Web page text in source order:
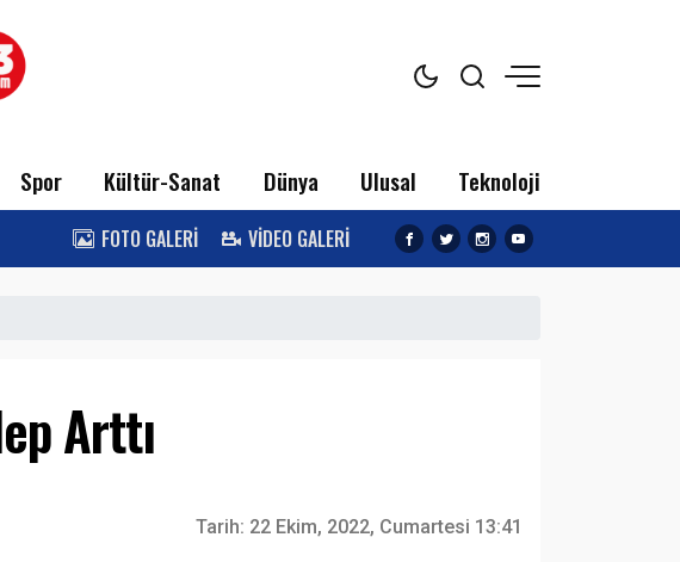
Spor Kültür-Sanat Dünya Ulusal Teknoloji
FOTO GALERİ VİDEO GALERİ
Arttı
Tarih: 22 Ekim, 2022, Cumartesi 13:41